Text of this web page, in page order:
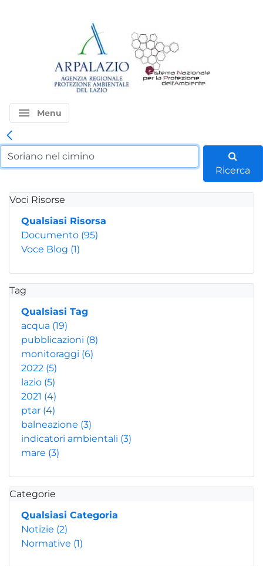
menu Menu
Ricerca
Voci Risorse
Qualsiasi Risorsa
Documento (95)
Voce Blog (1)
Tag
Qualsiasi Tag
acqua (19)
pubblicazioni (8)
monitoraggi (6)
2022 (5)
lazio (5)
2021 (4)
ptar (4)
balneazione (3)
indicatori ambientali (3)
mare (3)
Categorie
Qualsiasi Categoria
Notizie (2)
Normative (1)